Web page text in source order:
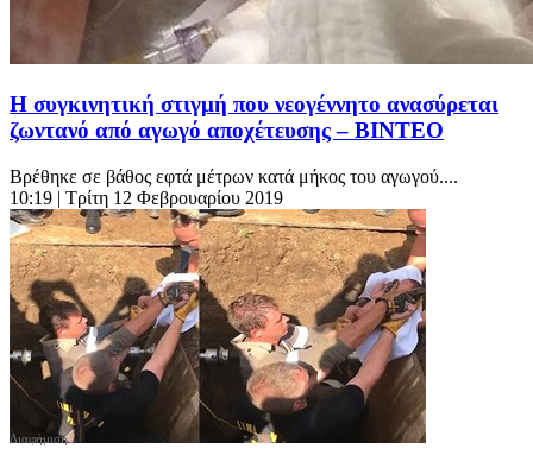
Η συγκινητική στιγμή που νεογέννητο ανασύρεται
ζωντανό από αγωγό αποχέτευσης – ΒΙΝΤΕΟ
Βρέθηκε σε βάθος εφτά μέτρων κατά μήκος του αγωγού....
10:19 | Τρίτη 12 Φεβρουαρίου 2019